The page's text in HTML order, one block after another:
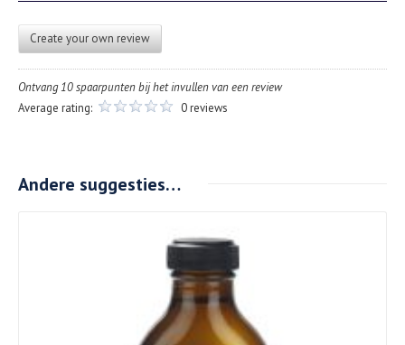
Create your own review
Ontvang 10 spaarpunten bij het invullen van een review
Average rating:
0 reviews
Andere suggesties…